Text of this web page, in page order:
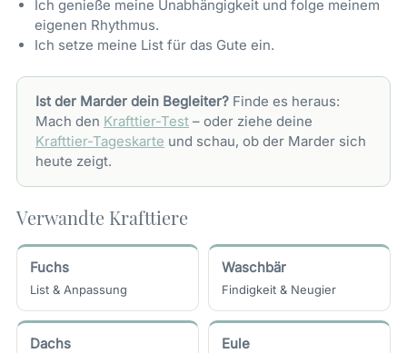
Ich genieße meine Unabhängigkeit und folge meinem
eigenen Rhythmus.
Ich setze meine List für das Gute ein.
Ist der Marder dein Begleiter? Finde es heraus:
Mach den Krafttier-Test – oder ziehe deine
Krafttier-Tageskarte und schau, ob der Marder sich
heute zeigt.
Verwandte Krafttiere
Fuchs
List & Anpassung
Waschbär
Findigkeit & Neugier
Dachs Eule